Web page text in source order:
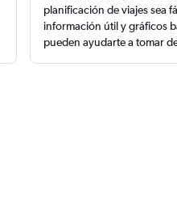
planificación de viajes sea
información útil y gráficos
pueden ayudarte a tomar